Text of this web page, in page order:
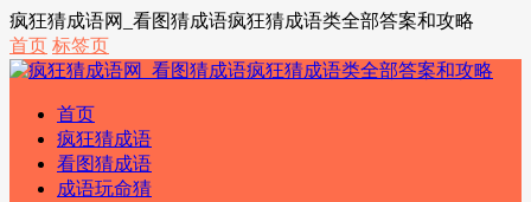
疯狂猜成语网_看图猜成语疯狂猜成语类全部答案和攻略
首页 标签页
首页
疯狂猜成语
看图猜成语
成语玩命猜